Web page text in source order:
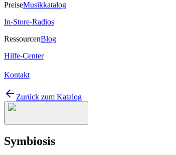
PreiseMusikkatalog
In-Store-Radios
RessourcenBlog
Hilfe-Center
Kontakt
Zurück zum Katalog
Symbiosis